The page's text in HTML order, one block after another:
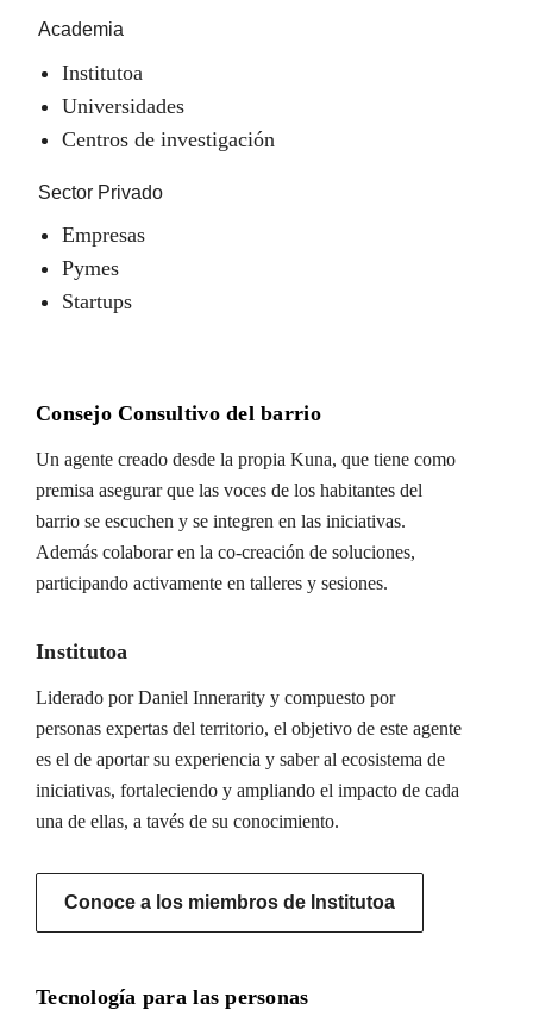
Academia
Institutoa
Universidades
Centros de investigación
Sector Privado
Empresas
Pymes
Startups
Consejo Consultivo del barrio
Un agente creado desde la propia Kuna, que tiene como
premisa asegurar que las voces de los habitantes del
barrio se escuchen y se integren en las iniciativas.
Además colaborar en la co-creación de soluciones,
participando activamente en talleres y sesiones.
Institutoa
Liderado por Daniel Innerarity y compuesto por
personas expertas del territorio, el objetivo de este agente
es el de aportar su experiencia y saber al ecosistema de
iniciativas, fortaleciendo y ampliando el impacto de cada
una de ellas, a tavés de su conocimiento.
Conoce a los miembros de Institutoa
Tecnología para las personas